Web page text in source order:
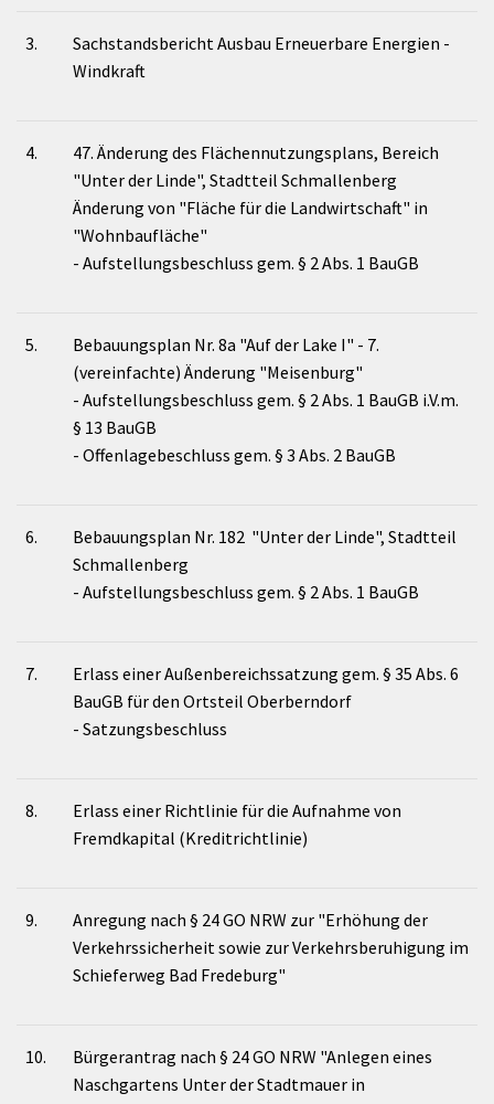
3.
Sachstandsbericht Ausbau Erneuerbare Energien -
Windkraft
4.
47. Änderung des Flächennutzungsplans, Bereich
"Unter der Linde", Stadtteil Schmallenberg
Änderung von "Fläche für die Landwirtschaft" in
"Wohnbaufläche"
- Aufstellungsbeschluss gem. § 2 Abs. 1 BauGB
5.
Bebauungsplan Nr. 8a "Auf der Lake I" - 7.
(vereinfachte) Änderung "Meisenburg"
- Aufstellungsbeschluss gem. § 2 Abs. 1 BauGB i.V.m.
§ 13 BauGB
- Offenlagebeschluss gem. § 3 Abs. 2 BauGB
6.
Bebauungsplan Nr. 182 "Unter der Linde", Stadtteil
Schmallenberg
- Aufstellungsbeschluss gem. § 2 Abs. 1 BauGB
7.
Erlass einer Außenbereichssatzung gem. § 35 Abs. 6
BauGB für den Ortsteil Oberberndorf
- Satzungsbeschluss
8.
Erlass einer Richtlinie für die Aufnahme von
Fremdkapital (Kreditrichtlinie)
9.
Anregung nach § 24 GO NRW zur "Erhöhung der
Verkehrssicherheit sowie zur Verkehrsberuhigung im
Schieferweg Bad Fredeburg"
10.
Bürgerantrag nach § 24 GO NRW "Anlegen eines
Naschgartens Unter der Stadtmauer in